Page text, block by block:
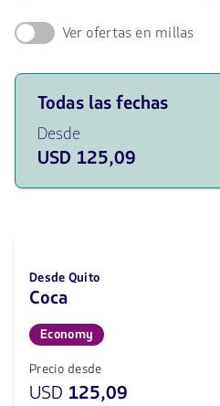
Ver ofertas en millas
Ver
ofertas
de
vuelos
para
las
Todas las fechas
Desde
USD 125,09
Desde Quito
Coca
Economy
Precio desde
USD 125,09